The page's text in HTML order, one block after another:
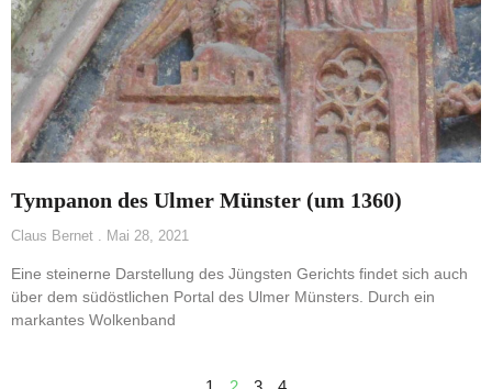
Tympanon des Ulmer Münster (um 1360)
Claus Bernet Mai 28, 2021
Eine steinerne Darstellung des Jüngsten Gerichts findet sich auch
über dem südöstlichen Portal des Ulmer Münsters. Durch ein
markantes Wolkenband